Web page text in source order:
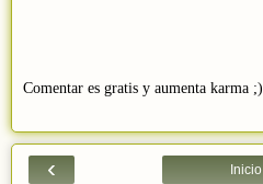
Comentar es gratis y aumenta karma ;)
‹ Inicio